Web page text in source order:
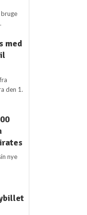
med
den 1.
nye